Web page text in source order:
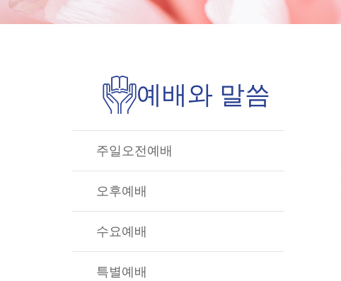
예배와 말씀
주일오전예배
오후예배
수요예배
특별예배